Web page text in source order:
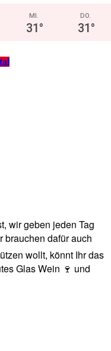
MI.
31°
DO.
31°
wir geben jeden Tag
brauchen dafür auch
wollt, könnt Ihr das
Glas Wein 🍷 und